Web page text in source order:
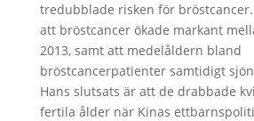
tredubblade risken för
att bröstcancer ökade markant
2013, samt att medelåldern bland
bröstcancerpatienter samtidigt
Hans slutsats är att de drabbade
fertila ålder när Kinas